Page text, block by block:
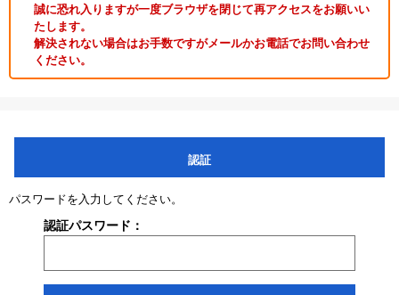
誠に恐れ入りますが一度ブラウザを閉じて再アクセスをお願いい
たします。
解決されない場合はお手数ですがメールかお電話でお問い合わせ
ください。
認証
パスワードを入力してください。
認証パスワード：